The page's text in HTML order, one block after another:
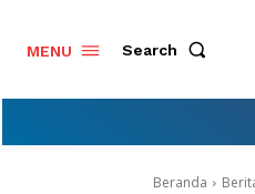
MENU Search
Beranda